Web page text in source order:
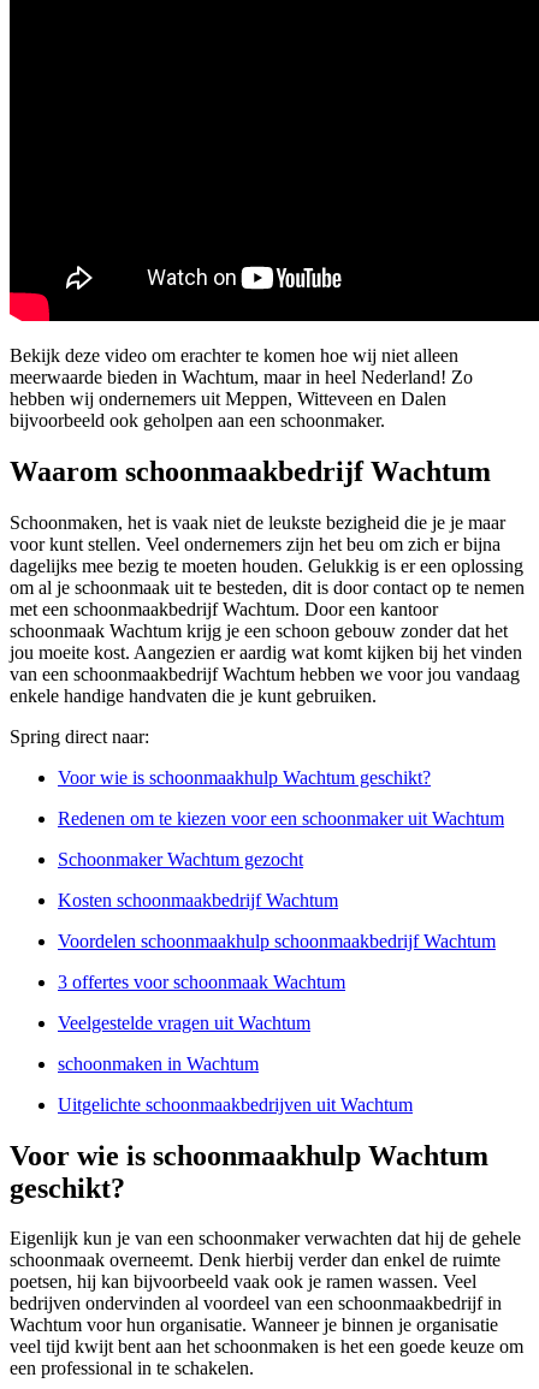
Bekijk deze video om erachter te komen hoe wij niet alleen
meerwaarde bieden in Wachtum, maar in heel Nederland! Zo
hebben wij ondernemers uit Meppen, Witteveen en Dalen
bijvoorbeeld ook geholpen aan een schoonmaker.
Waarom schoonmaakbedrijf Wachtum
Schoonmaken, het is vaak niet de leukste bezigheid die je je maar
voor kunt stellen. Veel ondernemers zijn het beu om zich er bijna
dagelijks mee bezig te moeten houden. Gelukkig is er een oplossing
om al je schoonmaak uit te besteden, dit is door contact op te nemen
met een schoonmaakbedrijf Wachtum. Door een kantoor
schoonmaak Wachtum krijg je een schoon gebouw zonder dat het
jou moeite kost. Aangezien er aardig wat komt kijken bij het vinden
van een schoonmaakbedrijf Wachtum hebben we voor jou vandaag
enkele handige handvaten die je kunt gebruiken.
Spring direct naar:
Voor wie is schoonmaakhulp Wachtum geschikt?
Redenen om te kiezen voor een schoonmaker uit Wachtum
Schoonmaker Wachtum gezocht
Kosten schoonmaakbedrijf Wachtum
Voordelen schoonmaakhulp schoonmaakbedrijf Wachtum
3 offertes voor schoonmaak Wachtum
Veelgestelde vragen uit Wachtum
schoonmaken in Wachtum
Uitgelichte schoonmaakbedrijven uit Wachtum
Voor wie is schoonmaakhulp Wachtum
geschikt?
Eigenlijk kun je van een schoonmaker verwachten dat hij de gehele
schoonmaak overneemt. Denk hierbij verder dan enkel de ruimte
poetsen, hij kan bijvoorbeeld vaak ook je ramen wassen. Veel
bedrijven ondervinden al voordeel van een schoonmaakbedrijf in
Wachtum voor hun organisatie. Wanneer je binnen je organisatie
veel tijd kwijt bent aan het schoonmaken is het een goede keuze om
een professional in te schakelen.